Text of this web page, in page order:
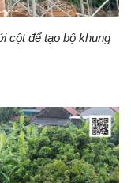
cột để tạo bộ khung